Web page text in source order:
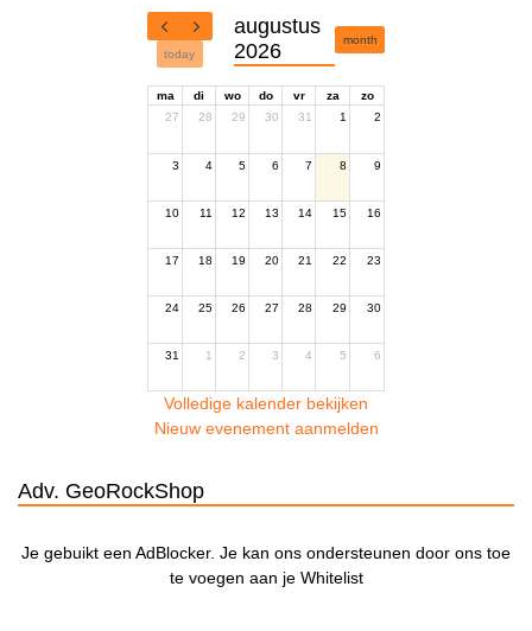
today
augustus
2026
month
ma di wo do vr za
zo
27
28 29 30 31 1 2
3 4 5 6 7 8 9
10 11 12 13 14 15 16
17 18 19 20 21 22 23
24 25 26 27 28 29 30
31 1 2 3 4 5 6
Volledige kalender bekijken
Nieuw evenement aanmelden
Adv. GeoRockShop
Je gebuikt een AdBlocker. Je kan ons ondersteunen door ons toe
te voegen aan je Whitelist